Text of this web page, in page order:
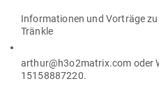
Infor­ma­tionen und Vor­träge
Tränkle
arthur@h3o2matrix.com oder
15158887220.